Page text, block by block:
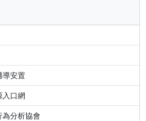
導安置
入口網
分析協會